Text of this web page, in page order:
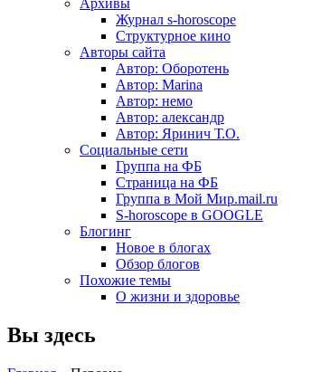
Архивы
Журнал s-horoscope
Структурное кино
Авторы сайта
Автор: Оборотень
Автор: Marina
Автор: немo
Автор: александр
Автор: Яринич Т.О.
Социальные сети
Группа на ФБ
Страница на ФБ
Группа в Мой Мир.mail.ru
S-horoscope в GOOGLE
Блогинг
Новое в блогах
Обзор блогов
Похожие темы
О жизни и здоровье
Вы здесь